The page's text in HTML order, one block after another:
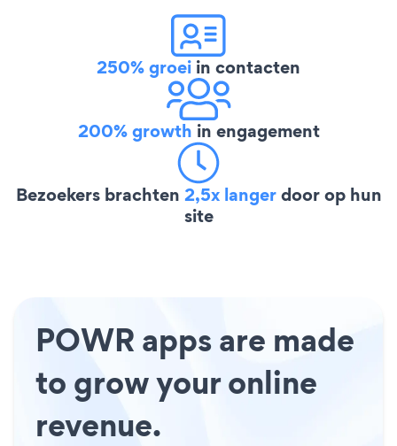
250% groei in contacten
200% growth in engagement
Bezoekers brachten 2,5x langerdoor op hun
site
POWR apps are made
to grow your online
revenue.